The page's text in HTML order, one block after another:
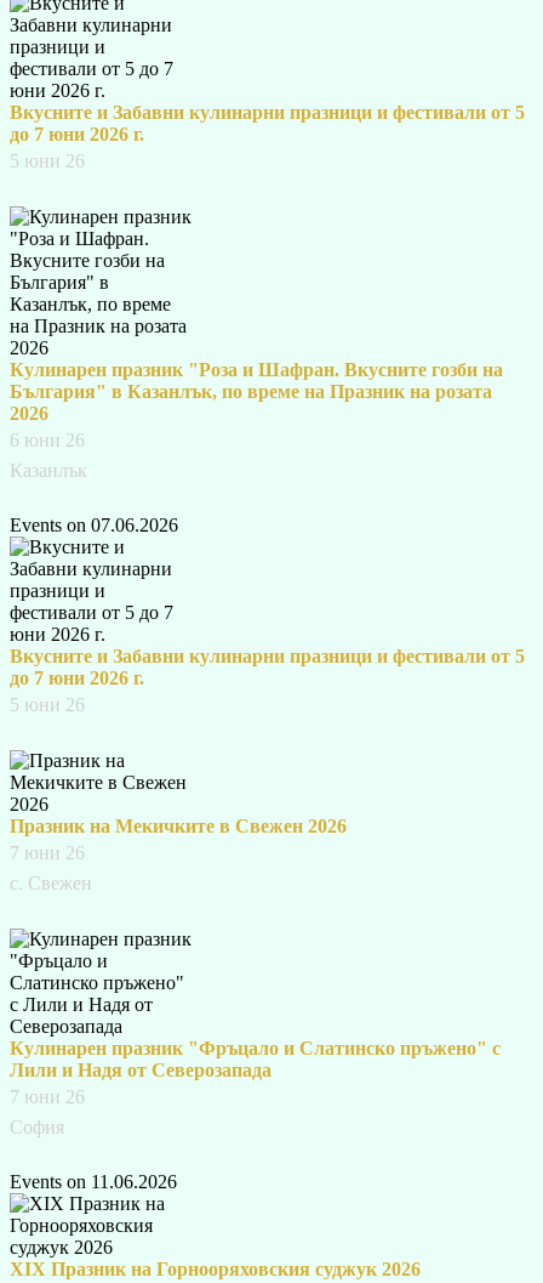
Вкусните и Забавни кулинарни празници и фестивали от 5
до 7 юни 2026 г.
5 юни 26
Кулинарен празник "Роза и Шафран. Вкусните гозби на
България" в Казанлък, по време на Празник на розата
2026
6 юни 26
Казанлък
Events on 07.06.2026
Вкусните и Забавни кулинарни празници и фестивали от 5
до 7 юни 2026 г.
5 юни 26
Празник на Мекичките в Свежен 2026
7 юни 26
с. Свежен
Кулинарен празник "Фръцало и Слатинско пръжено" с
Лили и Надя от Северозапада
7 юни 26
София
Events on 11.06.2026
XIX Празник на Горнооряховския суджук 2026